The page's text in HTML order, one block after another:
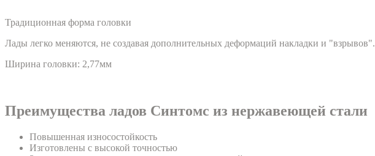
Традиционная форма головки
Лады легко меняются, не создавая дополнительных деформаций накладки и "взрывов".
Ширина головки: 2,77мм
Преимущества ладов Синтомс из нержавеющей стали
Повышенная износостойкость
Изготовлены с высокой точностью